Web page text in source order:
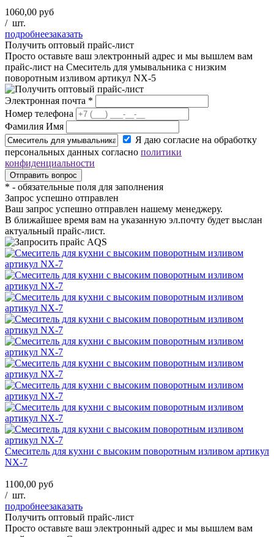
1060,00 руб
/ шт.
подробнеезаказать
Получить оптовый прайс-лист
Просто оставьте ваш электронный адрес и мы вышлем вам
прайс-лист на Смеситель для умывальника с низким
поворотным изливом артикул NX-5
Электронная почта *
Номер телефона
Фамилия Имя
Я даю согласие на обработку
персональных данных согласно политики
конфиденциальности
* - обязательные поля для заполнения
Запрос успешно отправлен
Ваш запрос успешно отправлен нашему менеджеру.
В ближайшее время вам на указанную эл.почту будет выслан
актуальный прайс-лист.
Смеситель для кухни с высоким поворотным изливом артикул
NX-7
1100,00 руб
/ шт.
подробнеезаказать
Получить оптовый прайс-лист
Просто оставьте ваш электронный адрес и мы вышлем вам